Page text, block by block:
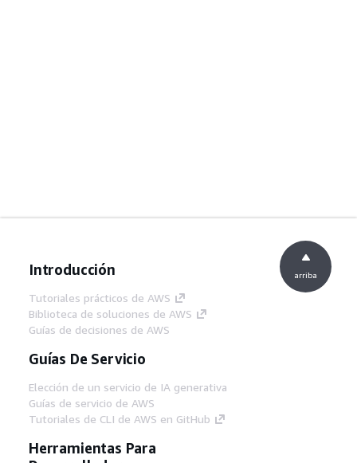
Introducción
Tutoriales prácticos de AWS
Biblioteca de soluciones de AWS
Guías de decisiones de AWS
Guías De Servicio
Elección de un servicio de IA generativa
Guías de servicio de AWS
Tutoriales de CLI de AWS en GitHub
Herramientas Para
arriba